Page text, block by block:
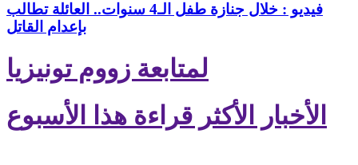
فيديو : خلال جنازة طفل الـ4 سنوات.. العائلة تطالب
بإعدام القاتل
لمتابعة زووم تونيزيا
الأخبار الأكثر قراءة هذا الأسبوع